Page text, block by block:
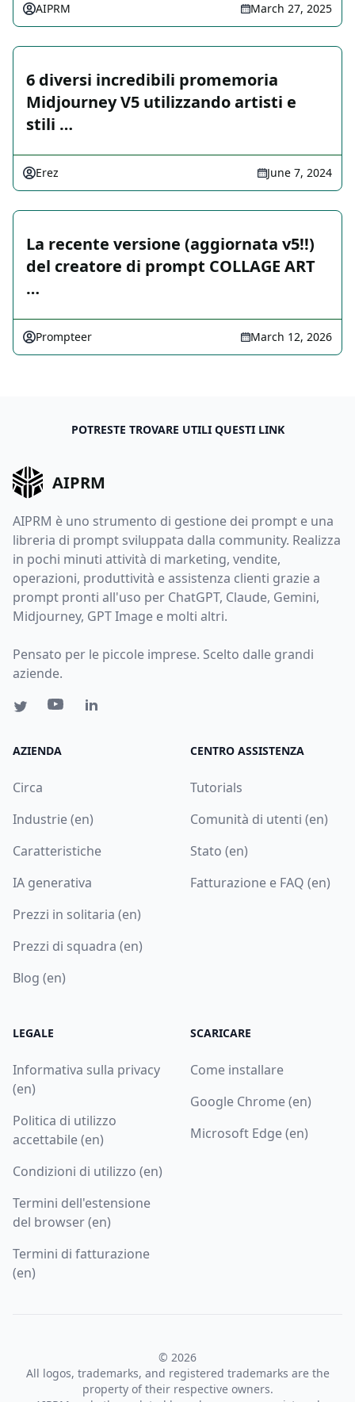
AIPRM March 27, 2025
6 diversi incredibili promemoria
Midjourney V5 utilizzando artisti e
stili …
Erez June 7, 2024
La recente versione (aggiornata v5!!)
del creatore di prompt COLLAGE ART
…
Prompteer March 12, 2026
POTRESTE TROVARE UTILI QUESTI LINK
AIPRM
AIPRM è uno strumento di gestione dei prompt e una
libreria di prompt sviluppata dalla community. Realizza
in pochi minuti attività di marketing, vendite,
operazioni, produttività e assistenza clienti grazie a
prompt pronti all'uso per ChatGPT, Claude, Gemini,
Midjourney, GPT Image e molti altri.
Pensato per le piccole imprese. Scelto dalle grandi
aziende.
AZIENDA
Circa
Industrie (en)
Caratteristiche
IA generativa
Prezzi in solitaria (en)
Prezzi di squadra (en)
Blog (en)
CENTRO ASSISTENZA
Tutorials
Comunità di utenti (en)
Stato (en)
Fatturazione e FAQ (en)
LEGALE
Informativa sulla privacy
(en)
Politica di utilizzo
accettabile (en)
Condizioni di utilizzo (en)
Termini dell'estensione
del browser (en)
Termini di fatturazione
(en)
SCARICARE
Come installare
Google Chrome (en)
Microsoft Edge (en)
© 2026
All logos, trademarks, and registered trademarks are the
property of their respective owners.